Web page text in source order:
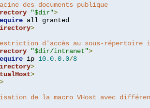
des documents publique
"$dir">
all granted
>
d'accès au sous-répertoire
"$dir/intranet">
ip 10.0.0.0/8
>
>
>
de la macro VHost avec